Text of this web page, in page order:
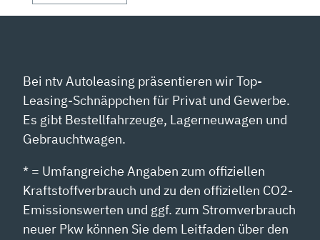
Bei ntv Autoleasing präsentieren wir Top-
Leasing-Schnäppchen für Privat und Gewerbe.
Es gibt Bestellfahrzeuge, Lagerneuwagen und
Gebrauchtwagen.
* = Umfangreiche Angaben zum offiziellen
Kraftstoffverbrauch und zu den offiziellen CO2-
Emissionswerten und ggf. zum Stromverbrauch
neuer Pkw können Sie dem Leitfaden über den